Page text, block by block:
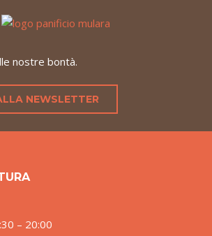
nostre bontà.
NEWSLETTER
– 20:00